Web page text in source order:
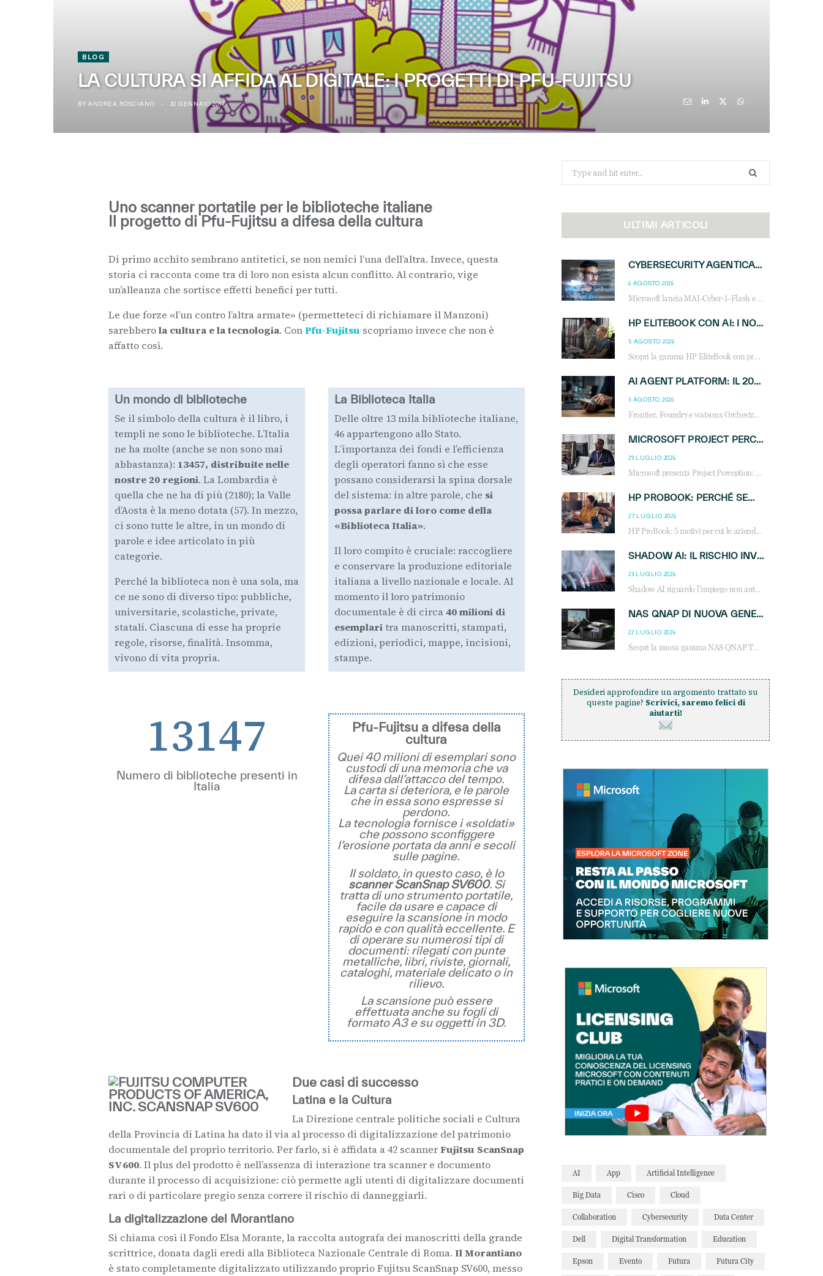
BLOG
LA CULTURA SI AFFIDA AL DIGITALE: I PROGETTI DI PFU-FUJITSU
BY ANDREA ROSCIANO 20 GENNAIO 2017
Uno scanner portatile per le biblioteche italiane
Il progetto di Pfu-Fujitsu a difesa della cultura
Di primo acchito sembrano antitetici, se non nemici l’una dell’altra. Invece, questa
storia ci racconta come tra di loro non esista alcun conflitto. Al contrario, vige
un’alleanza che sortisce effetti benefici per tutti.
Le due forze «l’un contro l’altra armate» (permetteteci di richiamare il Manzoni)
sarebberola cultura e la tecnologia. ConPfu-Fujitsu scopriamo invece che non è
affatto così.
Un mondo di biblioteche
Se il simbolo della cultura è il libro, i
templi ne sono le biblioteche. L’Italia
ne ha molte (anche se non sono mai
abbastanza): 13457, distribuite nelle
nostre 20 regioni. La Lombardia è
quella che ne ha di più (2180); la Valle
d’Aosta è la meno dotata (57). In mezzo,
ci sono tutte le altre, in un mondo di
parole e idee articolato in più
categorie.
Perché la biblioteca non è una sola, ma
ce ne sono di diverso tipo: pubbliche,
universitarie, scolastiche, private,
statali. Ciascuna di esse ha proprie
regole, risorse, finalità. Insomma,
vivono di vita propria.
La Biblioteca Italia
Delle oltre 13 mila biblioteche italiane,
46 appartengono allo Stato.
L’importanza dei fondi e l’efficienza
degli operatori fanno sì che esse
possano considerarsi la spina dorsale
del sistema: in altre parole, che si
possa parlare di loro come della
«Biblioteca Italia».
Il loro compito è cruciale: raccogliere
e conservare la produzione editoriale
italiana a livello nazionale e locale. Al
momento il loro patrimonio
documentale è di circa40 milioni di
esemplaritra manoscritti, stampati,
edizioni, periodici, mappe, incisioni,
stampe.
13147
Numero di biblioteche presenti in
Italia
Pfu-Fujitsu a difesa della
cultura
Quei 40 milioni di esemplari sono
custodi di una memoria che va
difesa dall’attacco del tempo.
La carta si deteriora, e le parole
che in essa sono espresse si
perdono.
La tecnologia fornisce i «soldati»
che possono sconfiggere
l’erosione portata da anni e secoli
sulle pagine.
Il soldato, in questo caso, è lo
scanner ScanSnap SV600. Si
tratta di uno strumento portatile,
facile da usare e capace di
eseguire la scansione in modo
rapido e con qualità eccellente. E
di operare su numerosi tipi di
documenti: rilegati con punte
metalliche, libri, riviste, giornali,
cataloghi, materiale delicato o in
rilievo.
La scansione può essere
effettuata anche su fogli di
formato A3 e su oggetti in 3D.
Due casi di successo
Latina e la Cultura
La Direzione centrale politiche sociali e Cultura
della Provincia di Latina ha dato il via al processo di digitalizzazione del patrimonio
documentale del proprio territorio. Per farlo, si è affidata a 42 scannerFujitsu ScanSnap
SV600. Il plus del prodotto è nell’assenza di interazione tra scanner e documento
durante il processo di acquisizione: ciò permette agli utenti di digitalizzare documenti
rari o di particolare pregio senza correre il rischio di danneggiarli.
La digitalizzazione del Morantiano
Si chiama così il Fondo Elsa Morante, la raccolta autografa dei manoscritti della grande
scrittrice, donata dagli eredi alla Biblioteca Nazionale Centrale di Roma. Il Morantiano
è stato completamente digitalizzato utilizzando proprio Fujitsu ScanSnap SV600, messo
for:
ULTIMI ARTICOLI
CYBERSECURITY AGENTICA: CON PERCEPTION E MAI-CYBER-1-FLASH MICROSOFT APRE NUOVI SERVIZI PER IL CANALE
6 AGOSTO 2026
Microsoft lancia MAI-Cyber-1-Flash e Perception: cybersecurity agentica in preview dal 3 novembre. Cosa cambia per MSP, system integrator e reseller.
HP ELITEBOOK CON AI: I NOTEBOOK BUSINESS INTELLIGENTI CHE TRASFORMANO PRODUTTIVITÀ, SICUREZZA E LAVORO IBRIDO
5 AGOSTO 2026
Scopri la gamma HP EliteBook con processori Intel® Core™ Ultra e AMD Ryzen™ AI. Notebook business progettati per aumentare la produttività, migliorare la collaborazione e garantire sicurezza avanzata in ufficio e in mobilità.
AI AGENT PLATFORM: IL 2026 È L’ANNO DEL «SISTEMA OPERATIVO» PER GLI AGENTI AZIENDALI
3 AGOSTO 2026
Frontier, Foundry e watsonx Orchestrate: la guerra delle piattaforme AI agent ridisegna il mercato IT. Cosa cambia per reseller, MSP e system integrator.
MICROSOFT PROJECT PERCEPTION: COME GLI AGENTI AI CAMBIERANNO SOC, CYBERSECURITY E SERVIZI MSP
29 LUGLIO 2026
Microsoft presenta Project Perception: scopri come gli agenti AI possono trasformare cybersecurity, SOC e servizi gestiti degli MSP.
HP PROBOOK: PERCHÉ SEMPRE PIÙ AZIENDE SCELGONO NOTEBOOK PROGETTATI PER IL LAVORO MODERNO
27 LUGLIO 2026
HP ProBook: 5 motivi per cui le aziende scelgono i notebook business HP per migliorare produttività, sicurezza e gestione dell’AI.
SHADOW AI: IL RISCHIO INVISIBILE CHE LE AZIENDE POSSONO GOVERNARE
23 LUGLIO 2026
Shadow AI riguardo l’impiego non autorizzato di sistemi AI all’interno dell’azienda. E’ una pratica che si diffonde a partire dai dipendenti fino ai dirigenti e mette a repentaglio la cybersecurity, con costi più elevati per le organizzazioni. Due recenti report illustrano il fenomeno e forniscono dati in merito
NAS QNAP DI NUOVA GENERAZIONE: PIÙ PRESTAZIONI, SCALABILITÀ E PROTEZIONE DEI DATI PER LE INFRASTRUTTURE IT MODERNE
22 LUGLIO 2026
Scopri la nuova gamma NAS QNAP TS-h1465U-RP, TS-h1065eU e TS-h665U: storage aziendale con ZFS, DDR5, E1.S NVMe e connettività 2.5GbE per backup, virtualizzazione e cybersecurity.
Desideri approfondire un argomento trattato su
queste pagine? Scrivici, saremo felici di
aiutarti!
AI App Artificial Intelligence
Big Data Cisco Cloud
Collaboration Cybersecurity Data Center
Dell Digital Transformation Education
Epson Evento Futura Futura City